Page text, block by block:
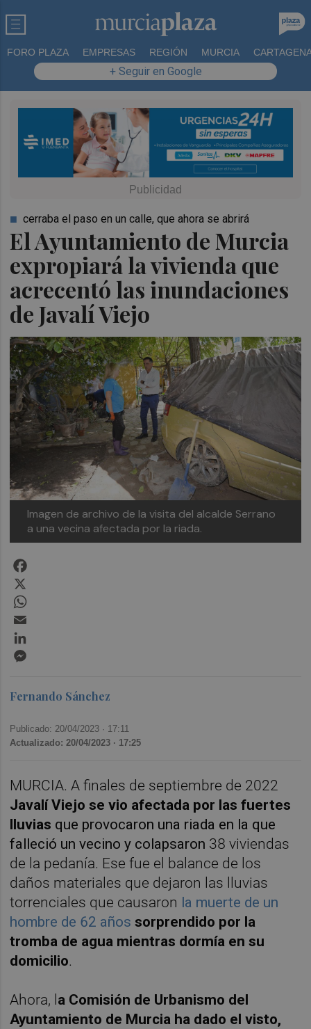
FORO PLAZA EMPRESAS REGIÓN MURCIA
+ Seguir en Google
El Ayuntamiento de Murcia
expropiará la vivienda que
acrecentó las inundaciones
de Javalí Viejo
cerraba el paso en un calle, que ahora se abrirá
Imagen de archivo de la visita del alcalde Serrano
a una vecina afectada por la riada.
Fernando Sánchez
Publicado: 20/04/2023 · 17:11
Actualizado: 20/04/2023 · 17:25
MURCIA. A finales de septiembre de 2022
Javalí Viejo se vio afectada por las fuertes
lluvias que provocaron una riada en la que
falleció un vecino y colapsaron 38 viviendas
de la pedanía. Ese fue el balance de los
daños materiales que dejaron las lluvias
torrenciales que causaron la muerte de un
hombre de 62 añossorprendido por la
tromba de agua mientras dormía en su
domicilio.
Ahora, l a Comisión de Urbanismo del
Ayuntamiento de Murcia ha dado el visto,